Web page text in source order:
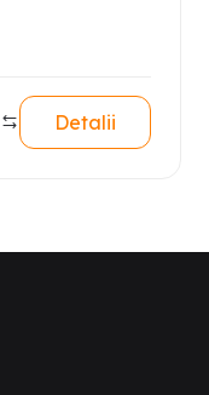
Detalii